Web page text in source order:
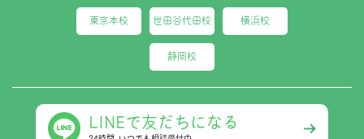
東京本校 世田谷代田校 横浜校
静岡校
LINEで友だちになる